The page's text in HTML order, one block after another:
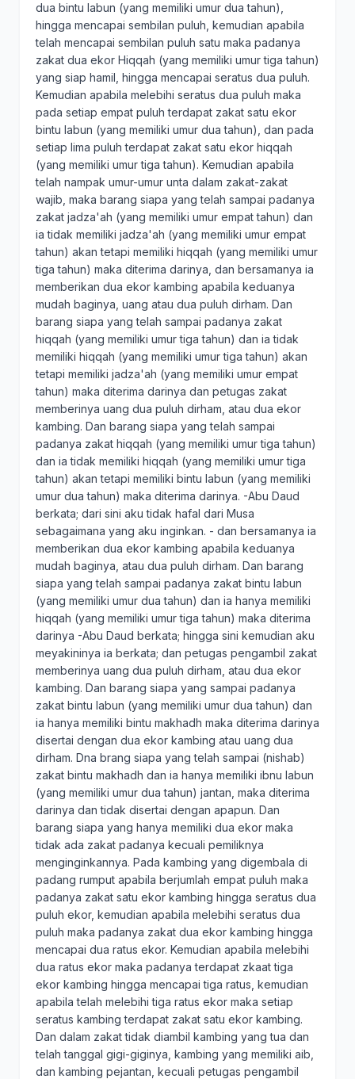
dua bintu labun (yang memiliki umur dua tahun),
hingga mencapai sembilan puluh, kemudian apabila
telah mencapai sembilan puluh satu maka padanya
zakat dua ekor Hiqqah (yang memiliki umur tiga tahun)
yang siap hamil, hingga mencapai seratus dua puluh.
Kemudian apabila melebihi seratus dua puluh maka
pada setiap empat puluh terdapat zakat satu ekor
bintu labun (yang memiliki umur dua tahun), dan pada
setiap lima puluh terdapat zakat satu ekor hiqqah
(yang memiliki umur tiga tahun). Kemudian apabila
telah nampak umur-umur unta dalam zakat-zakat
wajib, maka barang siapa yang telah sampai padanya
zakat jadza'ah (yang memiliki umur empat tahun) dan
ia tidak memiliki jadza'ah (yang memiliki umur empat
tahun) akan tetapi memiliki hiqqah (yang memiliki umur
tiga tahun) maka diterima darinya, dan bersamanya ia
memberikan dua ekor kambing apabila keduanya
mudah baginya, uang atau dua puluh dirham. Dan
barang siapa yang telah sampai padanya zakat
hiqqah (yang memiliki umur tiga tahun) dan ia tidak
memiliki hiqqah (yang memiliki umur tiga tahun) akan
tetapi memiliki jadza'ah (yang memiliki umur empat
tahun) maka diterima darinya dan petugas zakat
memberinya uang dua puluh dirham, atau dua ekor
kambing. Dan barang siapa yang telah sampai
padanya zakat hiqqah (yang memiliki umur tiga tahun)
dan ia tidak memiliki hiqqah (yang memiliki umur tiga
tahun) akan tetapi memiliki bintu labun (yang memiliki
umur dua tahun) maka diterima darinya. -Abu Daud
berkata; dari sini aku tidak hafal dari Musa
sebagaimana yang aku inginkan. - dan bersamanya ia
memberikan dua ekor kambing apabila keduanya
mudah baginya, atau dua puluh dirham. Dan barang
siapa yang telah sampai padanya zakat bintu labun
(yang memiliki umur dua tahun) dan ia hanya memiliki
hiqqah (yang memiliki umur tiga tahun) maka diterima
darinya -Abu Daud berkata; hingga sini kemudian aku
meyakininya ia berkata; dan petugas pengambil zakat
memberinya uang dua puluh dirham, atau dua ekor
kambing. Dan barang siapa yang sampai padanya
zakat bintu labun (yang memiliki umur dua tahun) dan
ia hanya memiliki bintu makhadh maka diterima darinya
disertai dengan dua ekor kambing atau uang dua
dirham. Dna brang siapa yang telah sampai (nishab)
zakat bintu makhadh dan ia hanya memiliki ibnu labun
(yang memiliki umur dua tahun) jantan, maka diterima
darinya dan tidak disertai dengan apapun. Dan
barang siapa yang hanya memiliki dua ekor maka
tidak ada zakat padanya kecuali pemiliknya
menginginkannya. Pada kambing yang digembala di
padang rumput apabila berjumlah empat puluh maka
padanya zakat satu ekor kambing hingga seratus dua
puluh ekor, kemudian apabila melebihi seratus dua
puluh maka padanya zakat dua ekor kambing hingga
mencapai dua ratus ekor. Kemudian apabila melebihi
dua ratus ekor maka padanya terdapat zkaat tiga
ekor kambing hingga mencapai tiga ratus, kemudian
apabila telah melebihi tiga ratus ekor maka setiap
seratus kambing terdapat zakat satu ekor kambing.
Dan dalam zakat tidak diambil kambing yang tua dan
telah tanggal gigi-giginya, kambing yang memiliki aib,
dan kambing pejantan, kecuali petugas pengambil